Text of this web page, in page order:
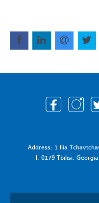
Address: 1 Ilia
I, 0179 Tbilisi,